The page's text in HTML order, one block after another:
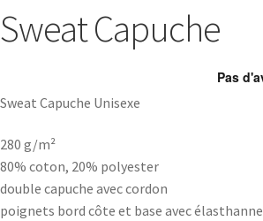
Sweat Capuche
Sweat Capuche Unisexe
280 g/m²
80% coton, 20% polyester
double capuche avec cordon
poignets bord côte et base avec élasthanne